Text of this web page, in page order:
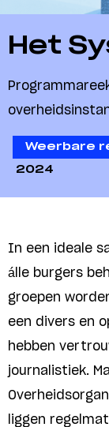
Het
Weerbare
2024
In een ideale
álle burgers
groepen
een divers en
hebben
journalistiek.
liggen